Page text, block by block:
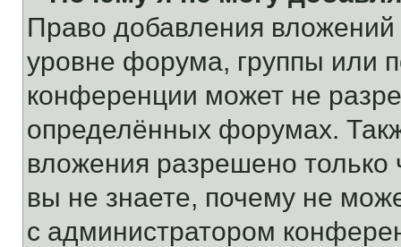
Право добавления
уровне форума, группы или
конференции может не
определённых форумах.
вложения разрешено
вы не знаете, почему не
с администратором